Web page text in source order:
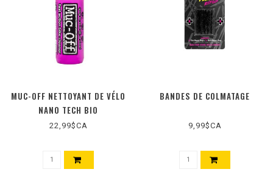
MUC-OFF NETTOYANT DE VÉLO
NANO TECH BIO
22,99$CA
BANDES DE COLMATAGE
9,99$CA